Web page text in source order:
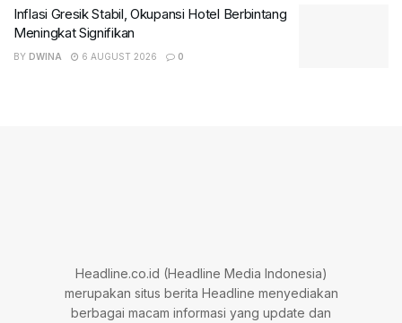
Inflasi Gresik Stabil, Okupansi Hotel Berbintang
Meningkat Signifikan
BY DWINA 6 AUGUST 2026 0
Headline.co.id (Headline Media Indonesia)
merupakan situs berita Headline menyediakan
berbagai macam informasi yang update dan